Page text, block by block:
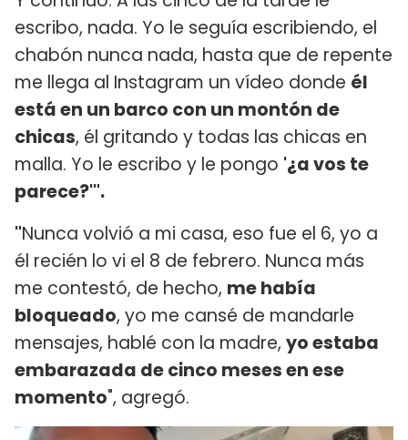
escribo, nada. Yo le seguía escribiendo, el
chabón nunca nada, hasta que de repente
me llega al Instagram un vídeo donde él
está en un barco con un montón de
chicas, él gritando y todas las chicas en
malla. Yo le escribo y le pongo '¿a vos te
parece?'".
"Nunca volvió a mi casa, eso fue el 6, yo a
él recién lo vi el 8 de febrero. Nunca más
me contestó, de hecho, me había
bloqueado, yo me cansé de mandarle
mensajes, hablé con la madre, yo estaba
embarazada de cinco meses en ese
momento", agregó.